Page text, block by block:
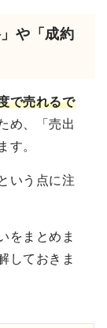
や「成約
で売れるで
め、「売出
す。
いう点に注
をまとめま
しておきま